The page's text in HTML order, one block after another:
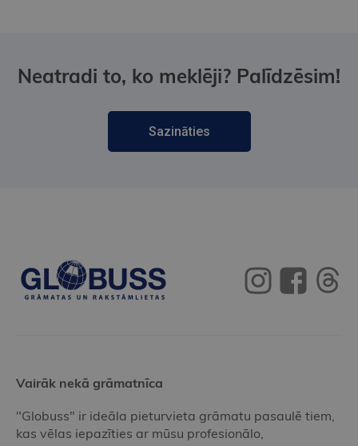
Neatradi to, ko meklēji? Palīdzēsim!
Sazināties
Vairāk nekā grāmatnīca
"Globuss" ir ideāla pieturvieta grāmatu pasaulē tiem,
kas vēlas iepazīties ar mūsu profesionālo,